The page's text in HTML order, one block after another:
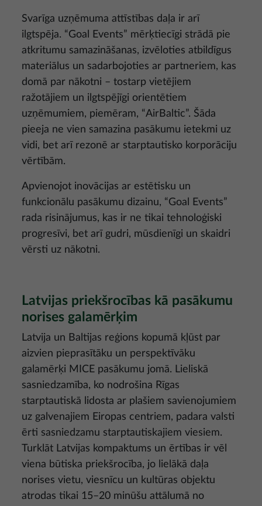
Svarīga uzņēmuma attīstības daļa ir arī
ilgtspēja. “Goal Events” mērķtiecīgi strādā pie
atkritumu samazināšanas, izvēloties atbildīgus
materiālus un sadarbojoties ar partneriem, kas
domā par nākotni – tostarp vietējiem
ražotājiem un ilgtspējīgi orientētiem
uzņēmumiem, piemēram, “AirBaltic”. Šāda
pieeja ne vien samazina pasākumu ietekmi uz
vidi, bet arī rezonē ar starptautisko korporāciju
vērtībām.
Apvienojot inovācijas ar estētisku un
funkcionālu pasākumu dizainu, “Goal Events”
rada risinājumus, kas ir ne tikai tehnoloģiski
progresīvi, bet arī gudri, mūsdienīgi un skaidri
vērsti uz nākotni.
Latvijas priekšrocības kā pasākumu
norises galamērķim
Latvija un Baltijas reģions kopumā kļūst par
aizvien pieprasītāku un perspektīvāku
galamērķi MICE pasākumu jomā. Lieliskā
sasniedzamība, ko nodrošina Rīgas
starptautiskā lidosta ar plašiem savienojumiem
uz galvenajiem Eiropas centriem, padara valsti
ērti sasniedzamu starptautiskajiem viesiem.
Turklāt Latvijas kompaktums un ērtības ir vēl
viena būtiska priekšrocība, jo lielākā daļa
norises vietu, viesnīcu un kultūras objektu
atrodas tikai 15–20 minūšu attālumā no